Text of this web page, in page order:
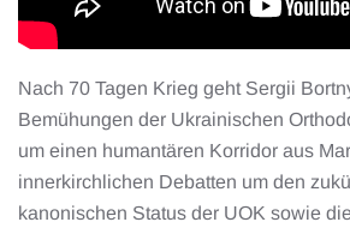
Nach 70 Tagen Krieg geht Sergii
Bemühungen der Ukrainischen
um einen humantären Korridor aus
innerkirchlichen Debatten um den
kanonischen Status der UOK sowie